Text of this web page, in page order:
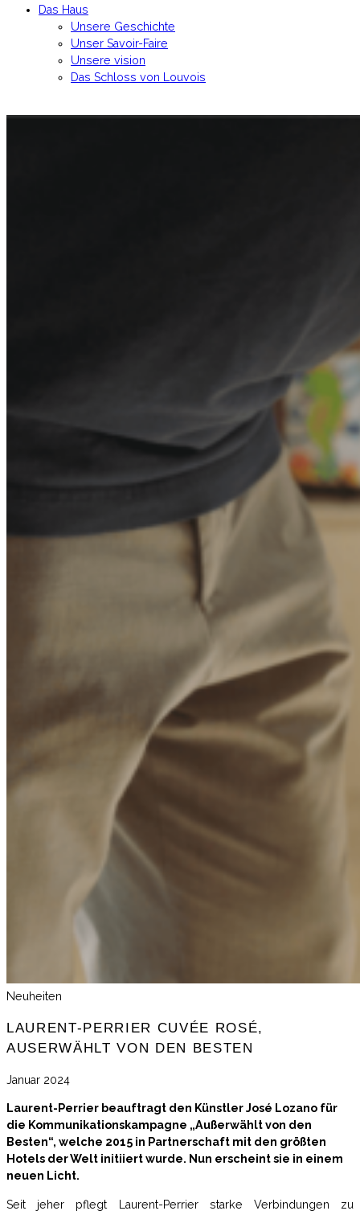
Das Haus
Unsere Geschichte
Unser Savoir-Faire
Unsere vision
Das Schloss von Louvois
Neuheiten
LAURENT-PERRIER CUVÉE ROSÉ,
AUSERWÄHLT VON DEN BESTEN
Januar 2024
Laurent-Perrier beauftragt den Künstler José Lozano für
die Kommunikationskampagne „Außerwählt von den
Besten“, welche 2015 in Partnerschaft mit den größten
Hotels der Welt initiiert wurde. Nun erscheint sie in einem
neuen Licht.
Seit jeher pflegt Laurent-Perrier starke Verbindungen zu